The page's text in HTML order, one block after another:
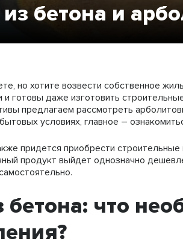
бетона и
но хотите возвести собственное
и готовы даже изготовить
предлагаем рассмотреть
условиях, главное –
придется приобрести
продукт выйдет однозначно
бетона: что